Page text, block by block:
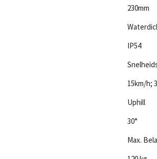
230mm
IP54
15km/h;
Uphill
30°
Max.